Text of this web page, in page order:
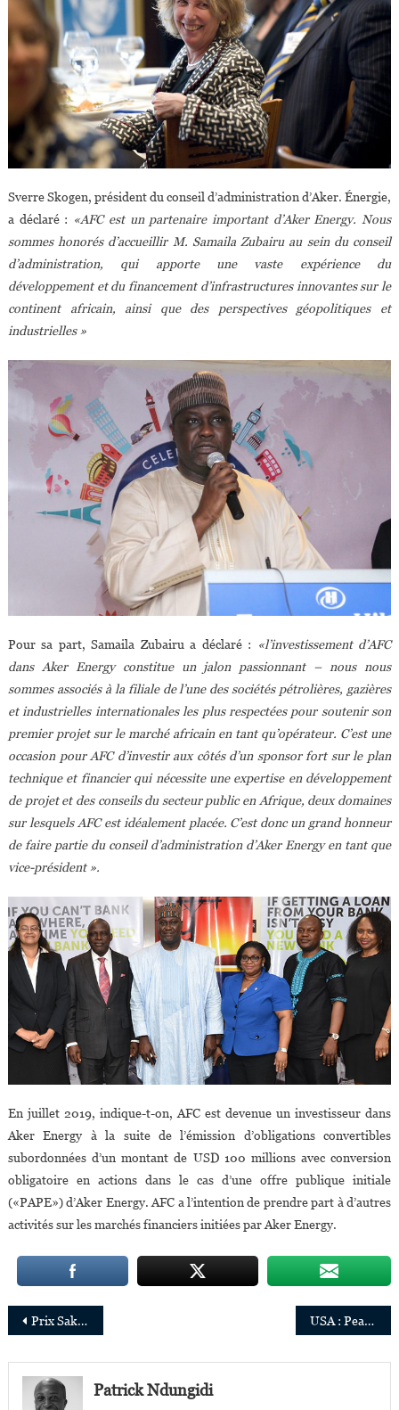
Sverre Skogen, président du conseil d’administration d’Aker. Énergie,
a déclaré : «AFC est un partenaire important d’Aker Energy. Nous
sommes honorés d’accueillir M. Samaila Zubairu au sein du conseil
d’administration, qui apporte une vaste expérience du
développement et du financement d’infrastructures innovantes sur le
continent africain, ainsi que des perspectives géopolitiques et
industrielles »
Pour sa part, Samaila Zubairu a déclaré :
«l’investissement d’AFC
dans Aker Energy constitue un jalon passionnant – nous nous
sommes associés à la filiale de l’une des sociétés pétrolières, gazières
et industrielles internationales les plus respectées pour soutenir son
premier projet sur le marché africain en tant qu’opérateur. C’est une
occasion pour AFC d’investir aux côtés d’un sponsor fort sur le plan
technique et financier qui nécessite une expertise en développement
de projet et des conseils du secteur public en Afrique, deux domaines
sur lesquels AFC est idéalement placée. C’est donc un grand honneur
de faire partie du conseil d’administration d’Aker Energy en tant que
vice-président ».
En juillet 2019, indique-t-on, AFC est devenue un investisseur dans
Aker Energy à la suite de l’émission d’obligations convertibles
subordonnées d’un montant de USD 100 millions avec conversion
obligatoire en actions dans le cas d’une offre publique initiale
(«PAPE») d’Aker Energy. AFC a l’intention de prendre part à d’autres
activités sur les marchés financiers initiées par Aker Energy.
Navigation
de
l’article
Prix Sakharov 2019 : «The Restorers», 5 adolescentes kényanes,parmi les finalistes USA : Pearlena Igbokwe, l’éminence grise derrière plusieurs séries américaines à succès
Patrick Ndungidi